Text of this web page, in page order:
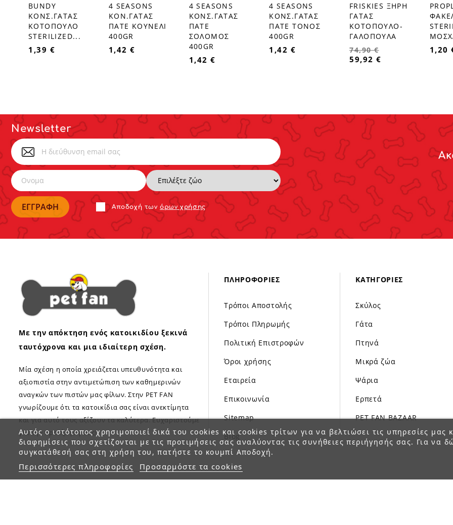
favorite_border
BUNDY
ΚΟΝΣ.ΓΑΤΑΣ
ΚΟΤΟΠΟΥΛΟ
STERILIZED...
1,39 €
favorite_border
4 SEASONS
ΚΟΝ.ΓΑΤΑΣ
ΠΑΤΕ ΚΟΥΝΕΛΙ
400GR
1,42 €
favorite_border
4 SEASONS
ΚΟΝΣ.ΓΑΤΑΣ
ΠΑΤΕ
ΣΟΛΟΜΟΣ
400GR
1,42 €
favorite_border
4 SEASONS
ΚΟΝΣ.ΓΑΤΑΣ
ΠΑΤΕ ΤΟΝΟΣ
400GR
1,42 €
favorite_border
FRISKIES ΞΗΡΗ
ΓΑΤΑΣ
ΚΟΤΟΠΟΥΛΟ-
ΓΑΛΟΠΟΥΛΑ
74,90 €
59,92 €
favorite_border
1,20
Newsletter
Αποδoχή τωνόρων χρήσης
Με την απόκτηση ενός κατοικιδίου ξεκινά
ταυτόχρονα και μια ιδιαίτερη σχέση.
Μία σχέση η οποία χρειάζεται υπευθυνότητα και
αξιοπιστία στην αντιμετώπιση των καθημερινών
αναγκών των πιστών μας φίλων. Στην PET FAN
γνωρίζουμε ότι τα κατοικίδια σας είναι ανεκτίμητα
και για αυτό τους αξίζουν τα καλύτερα. Ευχαριστούμε
για την προτίμηση σας!
ΠΛΗΡΟΦΟΡΊΕΣ
Τρόποι Αποστολής
Τρόποι Πληρωμής
Πολιτική Επιστροφών
Όροι χρήσης
Εταιρεία
Επικοινωνία
Sitemap
Blog
ΚΑΤΗΓΟΡΊΕΣ
Σκύλος
Γάτα
Πτηνά
Μικρά ζώα
Ψάρια
Ερπετά
PET FAN BAZAAR
Αυτός ο ιστότοπος χρησιμοποιεί δικά του cookies και cookies τρίτων για να βελτιώσει τις υπηρεσίες μας
διαφημίσεις που σχετίζονται με τις προτιμήσεις σας αναλύοντας τις συνήθειες περιήγησής σας. Για να
συγκατάθεσή σας στη χρήση του, πατήστε το κουμπί Αποδοχή.
Περισσότερες πληροφορίες Προσαρμόστε τα cookies